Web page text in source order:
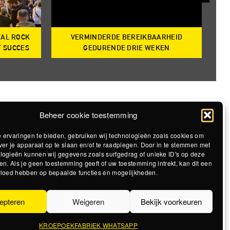
Beheer cookie toestemming
ervaringen te bieden, gebruiken wij technologieën zoals cookies om
je apparaat op te slaan en/of te raadplegen. Door in te stemmen met
kunnen wij gegevens zoals surfgedrag of unieke ID's op deze
Als je geen toestemming geeft of uw toestemming intrekt, kan dit een
hebben op bepaalde functies en mogelijkheden.
Weigeren Bekijk voorkeuren
KROEPOEKFABRIEK WHATSAPP
ROCK
SUCCES
VERMINDERDE BEREIKBAARHEID
GEDURENDE DRIE WEKEN